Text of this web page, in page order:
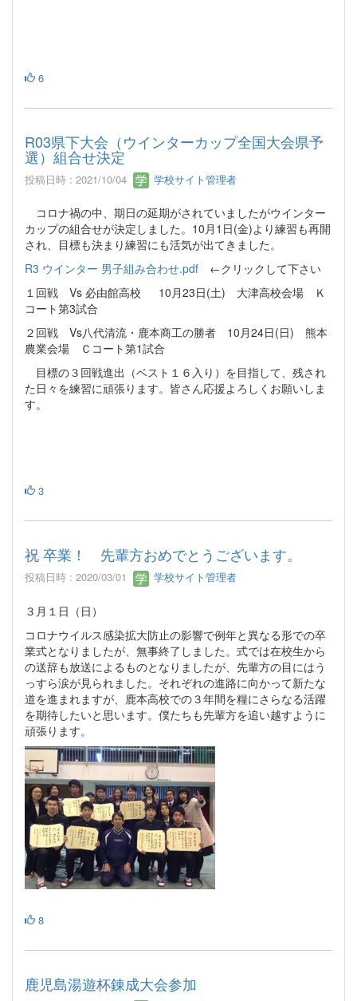
6
R03県下大会（ウインターカップ全国大会県予
選）組合せ決定
投稿日時 : 2021/10/04 学校サイト管理者
コロナ禍の中、期日の延期がされていましたがウインター
カップの組合せが決定しました。10月1日(金)より練習も再開
され、目標も決まり練習にも活気が出てきました。
R3 ウインター 男子組み合わせ.pdf ←クリックして下さい
１回戦 Vs 必由館高校 10月23日(土) 大津高校会場 Ｋ
コート第3試合
２回戦 Vs八代清流・鹿本商工の勝者 10月24日(日) 熊本
農業会場 Ｃコート第1試合
目標の３回戦進出（ベスト１６入り）を目指して、残され
た日々を練習に頑張ります。皆さん応援よろしくお願いしま
す。
3
祝 卒業！ 先輩方おめでとうございます。
投稿日時 : 2020/03/01 学校サイト管理者
３月１日（日）
コロナウイルス感染拡大防止の影響で例年と異なる形での卒
業式となりましたが、無事終了しました。式では在校生から
の送辞も放送によるものとなりましたが、先輩方の目にはう
っすら涙が見られました。それぞれの進路に向かって新たな
道を進まれますが、鹿本高校での３年間を糧にさらなる活躍
を期待したいと思います。僕たちも先輩方を追い越すように
頑張ります。
8
鹿児島湯遊杯錬成大会参加